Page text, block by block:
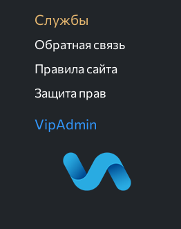
Службы
Обратная связь
Правила сайта
Защита прав
VipAdmin